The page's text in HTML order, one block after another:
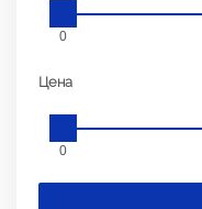
0
Цена
0